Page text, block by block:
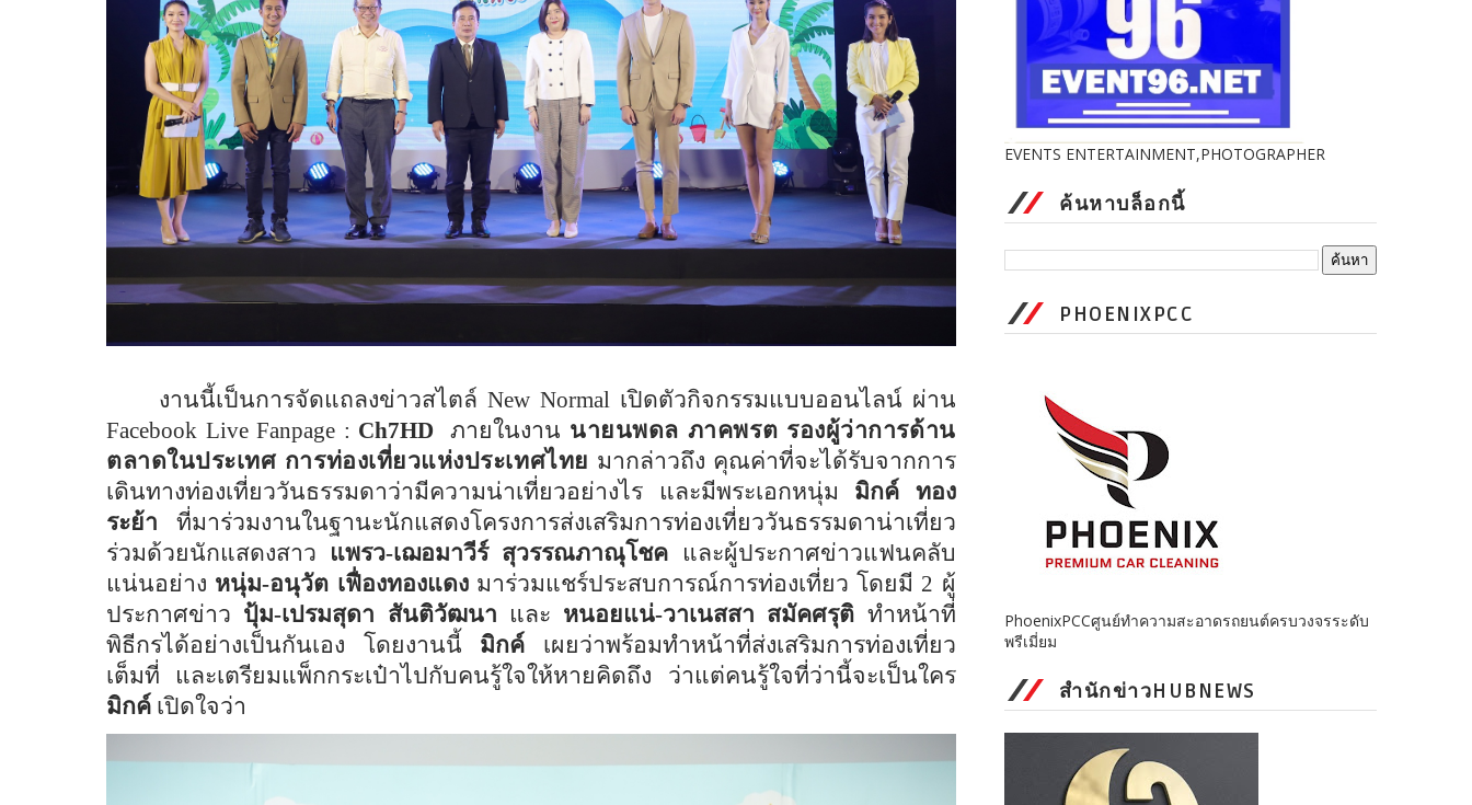
งานนี้เป็นการจัดแถลงข่าวสไตล์ New Normal เปิดตัวกิจกรรมแบบออนไลน์ ผ่าน
Facebook Live Fanpage : Ch7HD ภายในงาน นายนพดล ภาคพรต รองผู้ว่าการด้าน
ตลาดในประเทศ การท่องเที่ยวแห่งประเทศไทย มากล่าวถึง คุณค่าที่จะได้รับจากการ
เดินทางท่องเที่ยววันธรรมดาว่ามีความน่าเที่ยวอย่างไร และมีพระเอกหนุ่ม มิกค์ ทอง
ระย้า ที่มาร่วมงานในฐานะนักแสดงโครงการส่งเสริมการท่องเที่ยววันธรรมดาน่าเที่ยว
ร่วมด้วยนักแสดงสาว แพรว-เฌอมาวีร์ สุวรรณภาณุโชค และผู้ประกาศข่าวแฟนคลับ
แน่นอย่าง หนุ่ม-อนุวัต เฟื่องทองแดงมาร่วมแชร์ประสบการณ์การท่องเที่ยว โดยมี 2 ผู้
ประกาศข่าว ปุ้ม-เปรมสุดา สันติวัฒนา และ หนอยแน่-วาเนสสา สมัคศรุติ ทำหน้าที่
พิธีกรได้อย่างเป็นกันเอง โดยงานนี้ มิกค์ เผยว่าพร้อมทำหน้าที่ส่งเสริมการท่องเที่ยว
เต็มที่ และเตรียมแพ็กกระเป๋าไปกับคนรู้ใจให้หายคิดถึง ว่าแต่คนรู้ใจที่ว่านี้จะเป็นใคร
มิกค์ เปิดใจว่า
EVENTS ENTERTAINMENT,PHOTOGRAPHER
ค้นหาบล็อกนี้
PHOENIXPCC
PhoenixPCCศูนย์ทำความสะอาดรถยนต์ครบวงจรระดับ
พรีเมี่ยม
สำนักข่าวHUBNEWS